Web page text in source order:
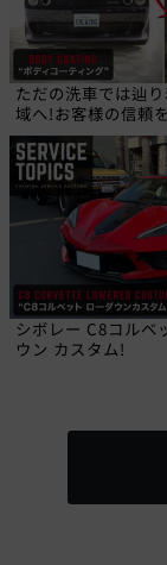
ただの洗車では辿
域へ!お客様の信頼
る、職人の技!
シボレー C8コルベ
ウン カスタム!